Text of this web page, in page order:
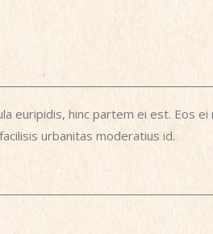
euripidis, hinc partem ei est. Eos ei
urbanitas moderatius id.